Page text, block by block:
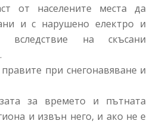
от населените места да
и с нарушено електро и
вследствие на скъсани
при снегонавяване и
за времето и пътната
и извън него, и ако не е